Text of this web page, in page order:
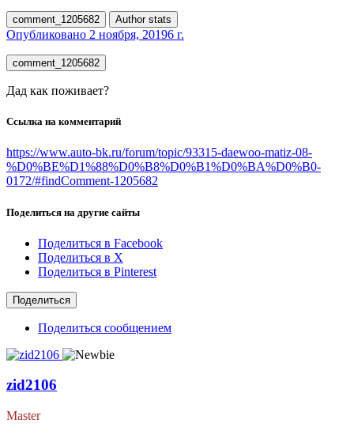
comment_1205682 Author stats
Опубликовано 2 ноября, 20196 г.
comment_1205682
Дад как поживает?
Ссылка на комментарий
https://www.auto-bk.ru/forum/topic/93315-daewoo-matiz-08-
%D0%BE%D1%88%D0%B8%D0%B1%D0%BA%D0%B0-
0172/#findComment-1205682
Поделиться на другие сайты
Поделиться в Facebook
Поделиться в X
Поделиться в Pinterest
Поделиться
Поделиться сообщением
zid2106
Master